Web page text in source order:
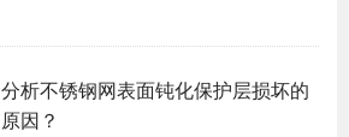
分析不锈钢网表面钝化保护层损坏的
原因？